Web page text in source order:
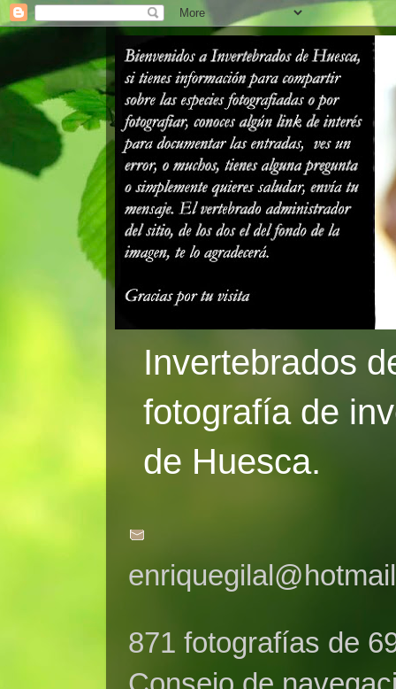
Invertebrados
fotografía de
de Huesca.
871 fotografías de